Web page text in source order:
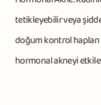
tetikleyebilir veya
doğum kontrol
hormonal akneyi